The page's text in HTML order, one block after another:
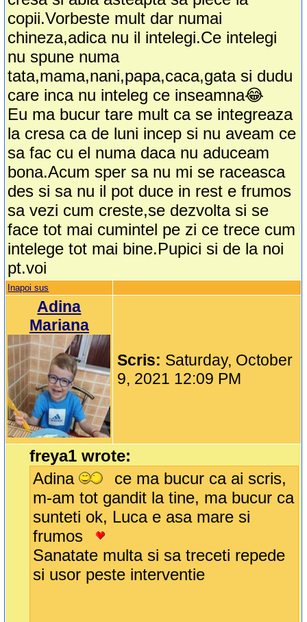
copii.Vorbeste mult dar numai
chineza,adica nu il intelegi.Ce intelegi
nu spune numa
tata,mama,nani,papa,caca,gata si dudu
care inca nu inteleg ce inseamna😂
Eu ma bucur tare mult ca se integreaza
la cresa ca de luni incep si nu aveam ce
sa fac cu el numa daca nu aduceam
bona.Acum sper sa nu mi se raceasca
des si sa nu il pot duce in rest e frumos
sa vezi cum creste,se dezvolta si se
face tot mai cumintel pe zi ce trece cum
intelege tot mai bine.Pupici si de la noi
pt.voi
Inapoi sus
Adina
Mariana
Scris: Saturday, October
9, 2021 12:09 PM
freya1 wrote:
Adina
ce ma bucur ca ai scris,
m-am tot gandit la tine, ma bucur ca
sunteti ok, Luca e asa mare si
frumos
Sanatate multa si sa treceti repede
si usor peste interventie